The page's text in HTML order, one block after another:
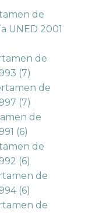
de
UNED 2001
de
(7)
de
(7)
de
(6)
de
(6)
de
(6)
de